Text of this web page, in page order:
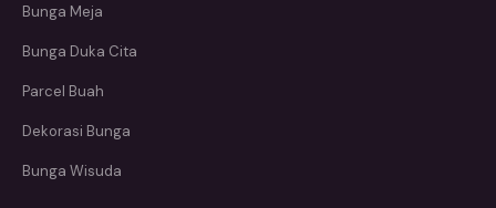
Bunga Meja
Bunga Duka Cita
Parcel Buah
Dekorasi Bunga
Bunga Wisuda